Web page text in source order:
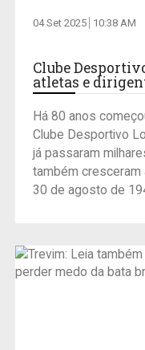
04 Set 2025 10:38 AM
Clube
atletas e
Há 80 anos
Clube Desportivo
já passaram
também cresceram
30 de agosto de